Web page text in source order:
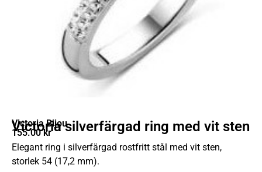
Victoria Bijou
Victoria silverfärgad ring med vit sten
155.00kr
Elegant ring i silverfärgad rostfritt stål med vit sten,
storlek 54 (17,2 mm).